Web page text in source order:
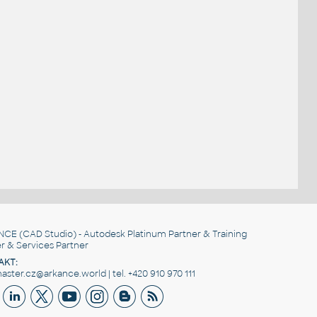
(CAD Studio) - Autodesk Platinum Partner & Training
& Services Partner
| tel. +420 910 970 111